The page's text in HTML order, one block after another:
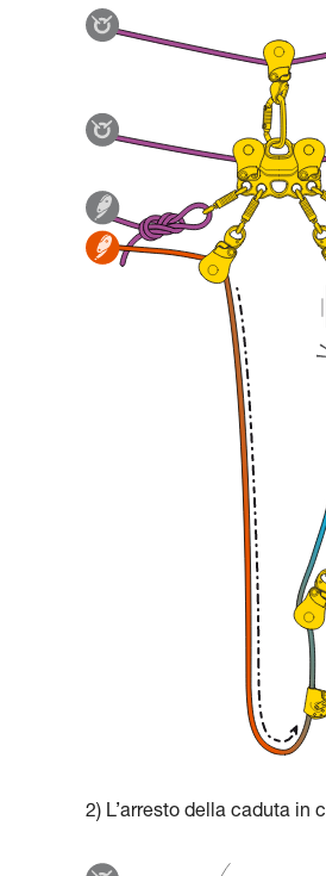
2) L’arresto della caduta in